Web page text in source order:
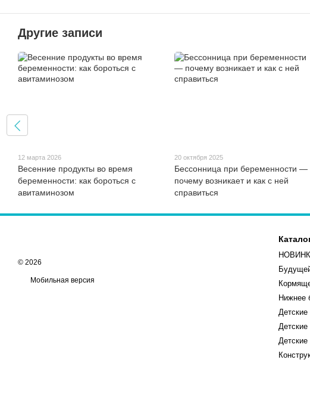
Другие записи
12 марта 2026
Весенние продукты во время
беременности: как бороться с
авитаминозом
20 октября 2025
Бессонница при беременности —
почему возникает и как с ней
справиться
© 2026
Мобильная версия
Нижнее
Детские
Детские
Детские